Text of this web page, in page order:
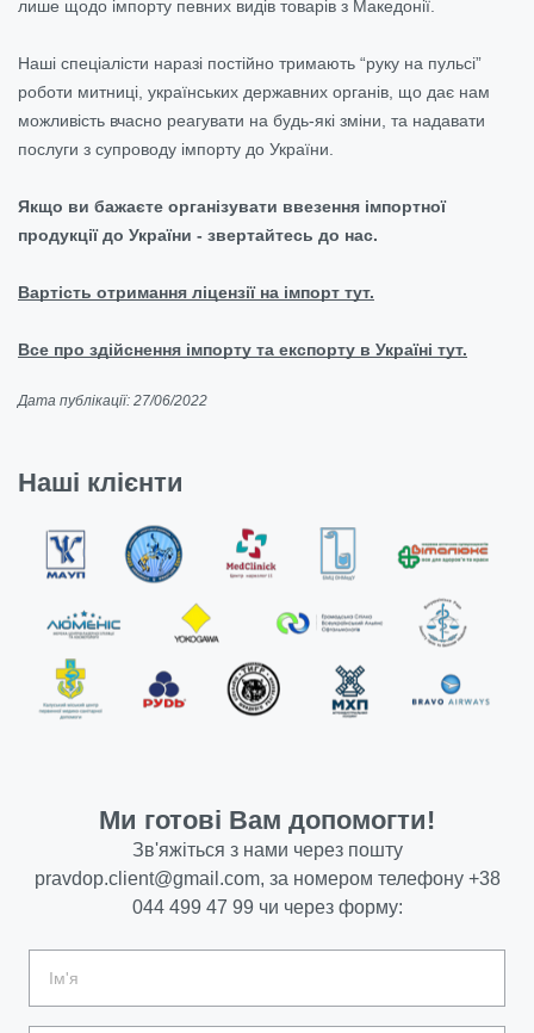
лише щодо імпорту певних видів товарів з Македонії.
Наші спеціалісти наразі постійно тримають “руку на пульсі”
роботи митниці, українських державних органів, що дає нам
можливість вчасно реагувати на будь-які зміни, та надавати
послуги з супроводу імпорту до України.
Якщо ви бажаєте організувати ввезення імпортної
продукції до України - звертайтесь до нас.
Вартість отримання ліцензії на імпорт тут.
Все про здійснення імпорту та експорту в Україні тут.
Дата публікації: 27/06/2022
Наші клієнти
Ми готові Вам допомогти!
Зв'яжіться з нами через пошту
pravdop.client@gmail.com, за номером телефону +38
044 499 47 99 чи через форму: